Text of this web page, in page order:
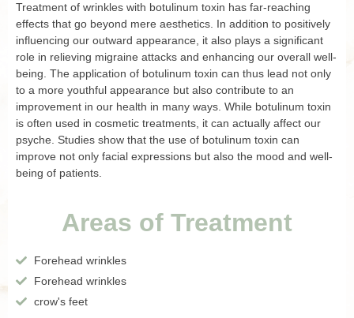
Treatment of wrinkles with botulinum toxin has far-reaching
effects that go beyond mere aesthetics. In addition to positively
influencing our outward appearance, it also plays a significant
role in relieving migraine attacks and enhancing our overall well-
being. The application of botulinum toxin can thus lead not only
to a more youthful appearance but also contribute to an
improvement in our health in many ways. While botulinum toxin
is often used in cosmetic treatments, it can actually affect our
psyche. Studies show that the use of botulinum toxin can
improve not only facial expressions but also the mood and well-
being of patients.
Areas of Treatment
Forehead wrinkles
Forehead wrinkles
crow's feet